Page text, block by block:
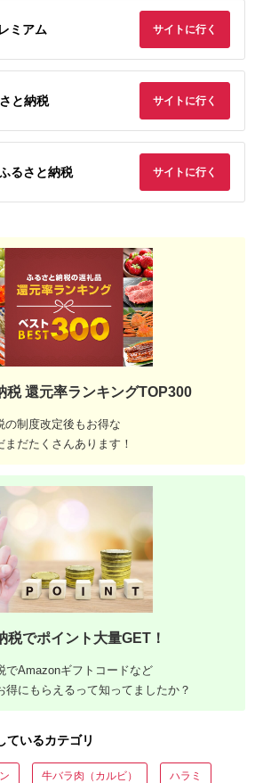
ミアム サイトに行く
と納税 サイトに行く
るさと納税 サイトに行く
税 還元率ランキングTOP300
の制度改定後もお得な
まだたくさんあります！
税でポイント大量GET！
でAmazonギフトコードなど
得にもらえるって知ってましたか？
ているカテゴリ
牛バラ肉（カルビ） ハラミ